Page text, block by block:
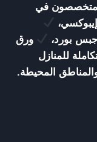
متخصصون في
إيبوكسي،
جبس بورد،
ورق
للمنازل
المحيطة.